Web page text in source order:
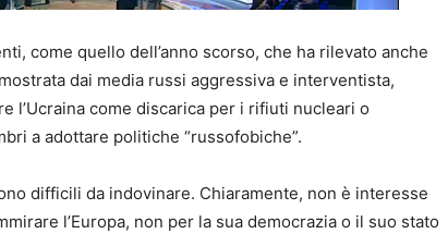
come quello dell’anno scorso, che ha rilevato anche
dai media russi aggressiva e interventista,
l’Ucraina come discarica per i rifiuti nucleari o
a adottare politiche “russofobiche”.
difficili da indovinare. Chiaramente, non è interesse
l’Europa, non per la sua democrazia o il suo stato